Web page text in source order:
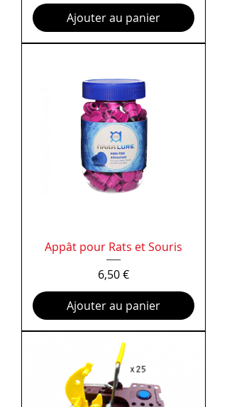
Ajouter au panier
Appât pour Rats et Souris
Prix
6,50 €
Ajouter au panier